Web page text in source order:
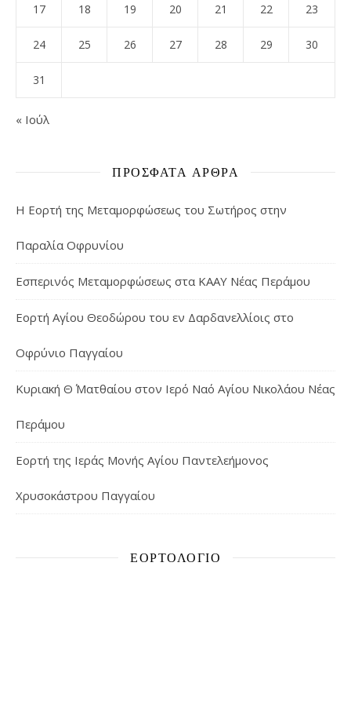
17 18 19 20 21 22 23
24 25 26 27 28 29 30
31
« Ιούλ
ΠΡΌΣΦΑΤΑ ΆΡΘΡΑ
Η Εορτή της Μεταμορφώσεως του Σωτήρος στην
Παραλία Οφρυνίου
Εσπερινός Μεταμορφώσεως στα ΚΑΑΥ Νέας Περάμου
Εορτή Αγίου Θεοδώρου του εν Δαρδανελλίοις στο
Οφρύνιο Παγγαίου
Κυριακή Θ΄ Ματθαίου στον Ιερό Ναό Αγίου Νικολάου Νέας
Περάμου
Εορτή της Ιεράς Μονής Αγίου Παντελεήμονος
Χρυσοκάστρου Παγγαίου
ΕΟΡΤΟΛΌΓΙΟ